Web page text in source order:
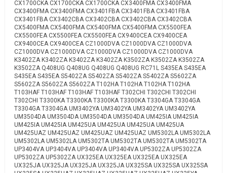
CX1700CKA CX1700CKA CX1700CKA CX3400FMA CX3400FMA
CX3400FMA CX3400FMA CX3401FBA CX3401FBA CX3401FBA
CX3401FBA CX3402CBA CX3402CBA CX3402CBA CX3402CBA
CX5400FMA CX5400FMA CX5400FMA CX5400FMA CX5500FEA
CX5500FEA CX5500FEA CX5500FEA CX9400CEA CX9400CEA
CX9400CEA CX9400CEA CZ1000DVA CZ1000DVA CZ1000DVA
CZ1000DVA CZ1000DVA CZ1000DVA CZ1000DVA CZ1000DVA
K3402ZA K3402ZA K3402ZA K3402ZA K3502ZA K3502ZA K3502ZA
K3502ZA Q408UG Q408UG Q408UG Q408UG RC71L S435EA S435EA
S435EA S435EA S5402ZA S5402ZA S5402ZA S5402ZA S5602ZA
S5602ZA S5602ZA S5602ZA T102HA T102HA T102HA T102HA
T103HAF T103HAF T103HAF T103HAF T302CHI T302CHI T302CHI
T302CHI T3300KA T3300KA T3300KA T3300KA T3304GA T3304GA
T3304GA T3304GA UM3402YA UM3402YA UM3402YA UM3402YA
UM3504DA UM3504DA UM3504DA UM3504DA UM425IA UM425IA
UM425IA UM425IA UM425UA UM425UA UM425UA UM425UA
UM425UAZ UM425UAZ UM425UAZ UM425UAZ UM5302LA UM5302LA
UM5302LA UM5302LA UM5302TA UM5302TA UM5302TA UM5302TA
UP3404VA UP3404VA UP3404VA UP3404VA UP5302ZA UP5302ZA
UP5302ZA UP5302ZA UX325EA UX325EA UX325EA UX325EA
UX325JA UX325JA UX325JA UX325JA UX325SA UX325SA UX325SA